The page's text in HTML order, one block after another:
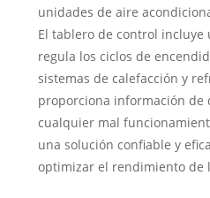
unidades de aire
El tablero de control
regula los ciclos de
sistemas de calefacción y
proporciona información de
cualquier mal
una solución confiable y
optimizar el rendimiento de